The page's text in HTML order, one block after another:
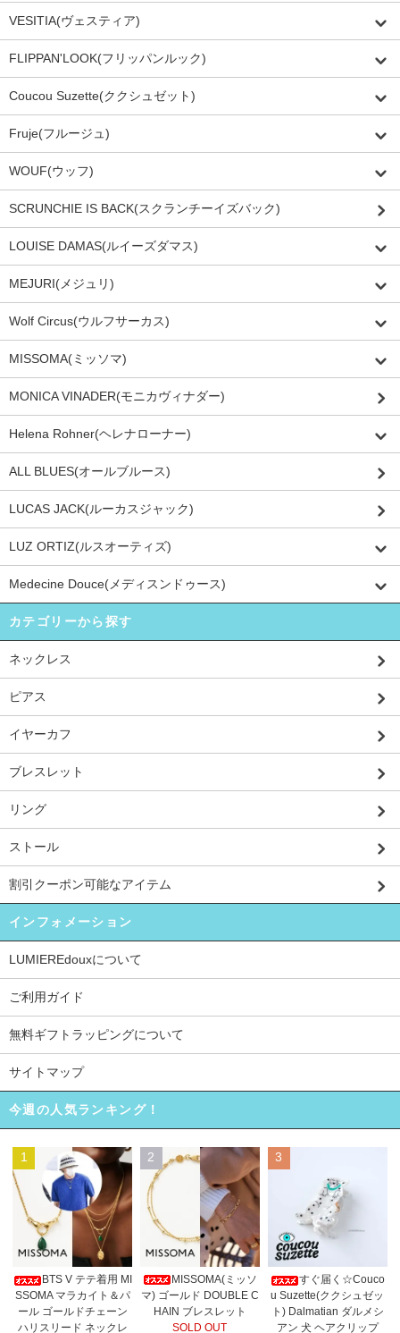
VESITIA(ヴェスティア)
FLIPPAN'LOOK(フリッパンルック)
Coucou Suzette(ククシュゼット)
Fruje(フルージュ)
WOUF(ウッフ)
SCRUNCHIE IS BACK(スクランチーイズバック)
LOUISE DAMAS(ルイーズダマス)
MEJURI(メジュリ)
Wolf Circus(ウルフサーカス)
MISSOMA(ミッソマ)
MONICA VINADER(モニカヴィナダー)
Helena Rohner(ヘレナローナー)
ALL BLUES(オールブルース)
LUCAS JACK(ルーカスジャック)
LUZ ORTIZ(ルスオーティズ)
Medecine Douce(メディスンドゥース)
カテゴリーから探す
ネックレス
ピアス
イヤーカフ
ブレスレット
リング
ストール
割引クーポン可能なアイテム
インフォメーション
LUMIEREdouxについて
ご利用ガイド
無料ギフトラッピングについて
サイトマップ
今週の人気ランキング！
1
BTS V テテ着用 MI
SSOMA マラカイト＆パ
ール ゴールドチェーン
ハリスリード ネックレ
2
MISSOMA(ミッソ
マ) ゴールド DOUBLE C
HAIN ブレスレット
SOLD OUT
3
すぐ届く☆Couco
u Suzette(ククシュゼッ
ト) Dalmatian ダルメシ
アン 犬 ヘアクリップ